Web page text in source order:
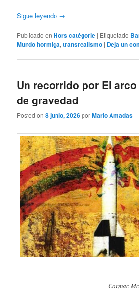
Sigue leyendo →
Publicado en Hors catégorie | Etiquetado
Mundo hormiga,transrealismo | Deja un
Un recorrido por El
de gravedad
Posted on8 junio, 2026porMario Amadas
Cormac